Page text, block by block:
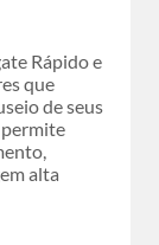
Rápido e
que
de seus
permite
alta